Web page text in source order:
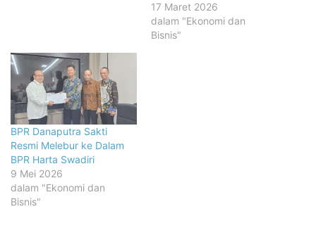
17 Maret 2026
dalam "Ekonomi dan
Bisnis"
BPR Danaputra Sakti
Resmi Melebur ke Dalam
BPR Harta Swadiri
9 Mei 2026
dalam "Ekonomi dan
Bisnis"